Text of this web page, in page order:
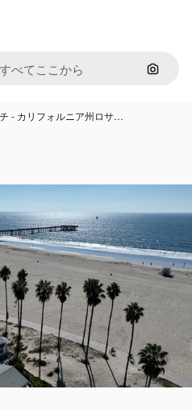
画像で
- カリフォルニア州ロサ…